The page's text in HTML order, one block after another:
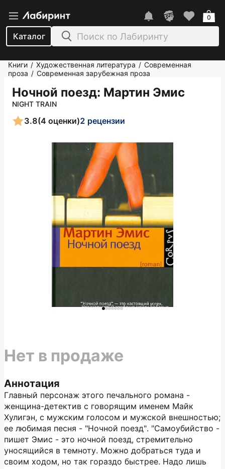
Каталог
0
Книги / Художественная литература / Современная
проза / Современная зарубежная проза
Ночной поезд: Мартин Эмис
NIGHT TRAIN
3.8(4 оценки)2 рецензии
Аннотация
Главный персонаж этого печального романа -
женщина-детектив с говорящим именем Майк
Хулигэн, с мужским голосом и мужской внешностью;
ее любимая песня - "Ночной поезд". "Самоубийство -
пишет Эмис - это ночной поезд, стремительно
уносящийся в темноту. Можно добраться туда и
своим ходом, но так гораздо быстрее. Надо лишь
Нет в продаже